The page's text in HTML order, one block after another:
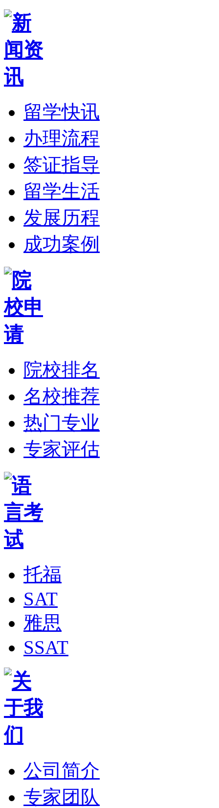
留学快讯
办理流程
签证指导
留学生活
发展历程
成功案例
院校排名
名校推荐
热门专业
专家评估
托福
SAT
雅思
SSAT
公司简介
专家团队